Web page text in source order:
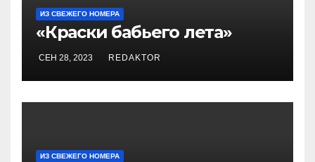
ИЗ СВЕЖЕГО НОМЕРА
«Краски бабьего лета»
СЕН 28, 2023 REDAKTOR
ИЗ СВЕЖЕГО НОМЕРА